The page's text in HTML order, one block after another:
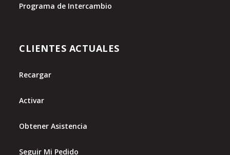
Programa de Intercambio
CLIENTES ACTUALES
Recargar
Activar
Obtener Asistencia
Seguir Mi Pedido